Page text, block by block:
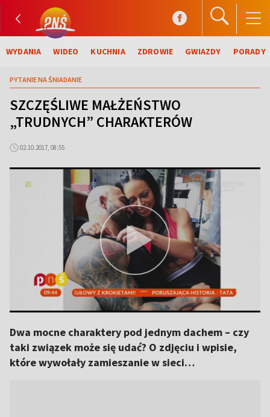
WYDANIA WIDEO KUCHNIA ZDROWIE GWIAZDY PORADY
PYTANIE NA ŚNIADANIE
SZCZĘŚLIWE MAŁŻEŃSTWO
„TRUDNYCH” CHARAKTERÓW
02.10.2017, 08:55
Dwa mocne charaktery pod jednym dachem – czy
taki związek może się udać? O zdjęciu i wpisie,
które wywołały zamieszanie w sieci…